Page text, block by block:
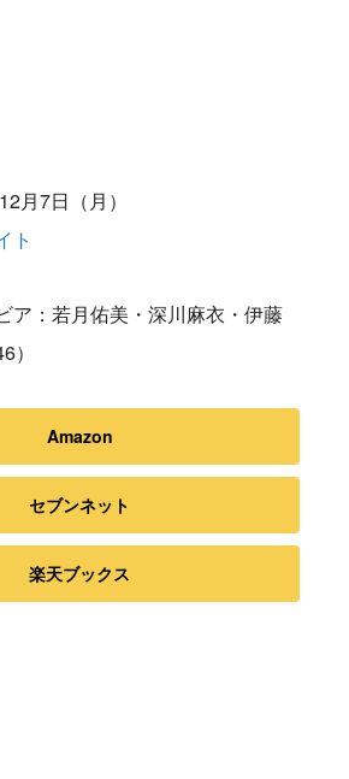
月7日（月）
ト
ア：若月佑美・深川麻衣・伊藤
）
Amazon
セブンネット
楽天ブックス